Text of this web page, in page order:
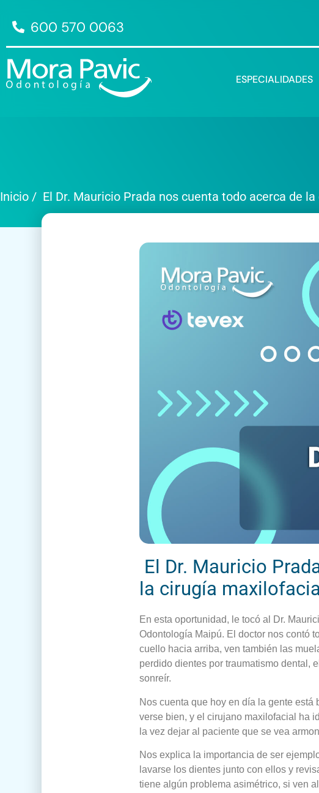
600 570 0063
ESPECIALIDADES
Inicio / El Dr. Mauricio Prada nos cuenta todo acerca de
El Dr. Mauricio
la cirugía
En esta oportunidad, le tocó al Dr.
Odontología Maipú. El doctor nos contó
cuello hacia arriba, ven también las
perdido dientes por traumatismo dental,
sonreír.
Nos cuenta que hoy en día la gente
verse bien, y el cirujano maxilofacial ha
la vez dejar al paciente que se vea
Nos explica la importancia de ser
lavarse los dientes junto con ellos y
tiene algún problema asimétrico, si ven